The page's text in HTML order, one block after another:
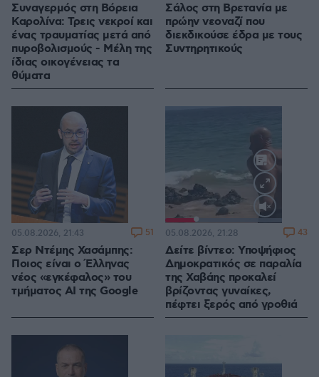
Συναγερμός στη Βόρεια
Καρολίνα: Τρεις νεκροί και
ένας τραυματίας μετά από
πυροβολισμούς - Μέλη της
ίδιας οικογένειας τα
θύματα
Σάλος στη Βρετανία με
πρώην νεοναζί που
διεκδικούσε έδρα με τους
Συντηρητικούς
Σερ Ντέμης Χασάμπης:
Ποιος είναι ο Έλληνας
νέος «εγκέφαλος» του
τμήματος AI της Google
05.08.2026, 21:43 51
100.00%
Δείτε βίντεο: Υποψήφιος
Δημοκρατικός σε παραλία
της Χαβάης προκαλεί
βρίζοντας γυναίκες,
πέφτει ξερός από γροθιά
05.08.2026, 21:28 43